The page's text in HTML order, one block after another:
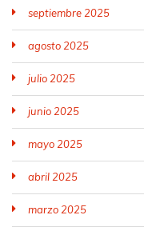
septiembre 2025
agosto 2025
julio 2025
junio 2025
mayo 2025
abril 2025
marzo 2025